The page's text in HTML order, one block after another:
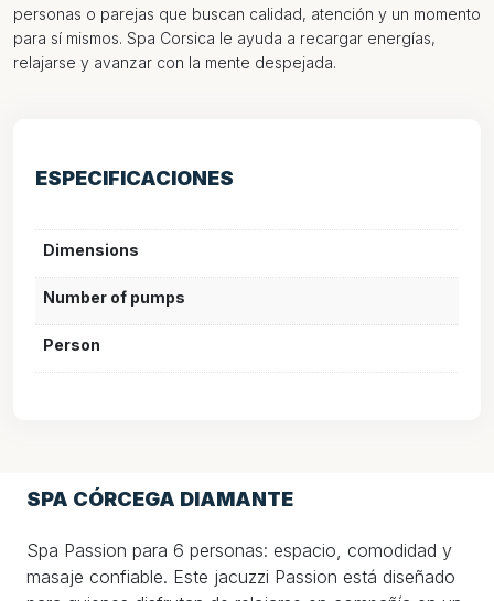
personas o parejas que buscan calidad, atención y un momento
para sí mismos. Spa Corsica le ayuda a recargar energías,
relajarse y avanzar con la mente despejada.
ESPECIFICACIONES
Dimensions
Number of pumps
Person
SPA CÓRCEGA DIAMANTE
Spa Passion para 6 personas: espacio, comodidad y
masaje confiable. Este jacuzzi Passion está diseñado